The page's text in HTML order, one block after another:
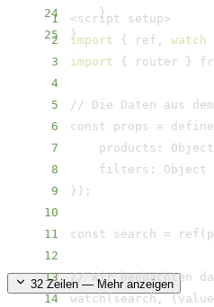
24
}
25
}
1 < script setup>
2
import { ref, watch
3
import { router }
4
5
// Die Daten aus
6
const props =
7
8
9
} ) ;
10
11
const search = ref (
12
13
14
watch ( search, ( value
32Zeilen — Mehr anzeigen